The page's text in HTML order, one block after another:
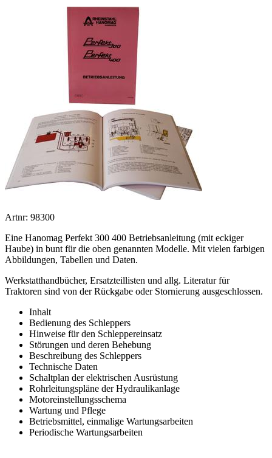
Artnr: 98300
Eine Hanomag Perfekt 300 400 Betriebsanleitung (mit eckiger
Haube) in bunt für die oben genannten Modelle. Mit vielen farbigen
Abbildungen, Tabellen und Daten.
Werkstatthandbücher, Ersatzteillisten und allg. Literatur für
Traktoren sind von der Rückgabe oder Stornierung ausgeschlossen.
Inhalt
Bedienung des Schleppers
Hinweise für den Schleppereinsatz
Störungen und deren Behebung
Beschreibung des Schleppers
Technische Daten
Schaltplan der elektrischen Ausrüstung
Rohrleitungspläne der Hydraulikanlage
Motoreinstellungsschema
Wartung und Pflege
Betriebsmittel, einmalige Wartungsarbeiten
Periodische Wartungsarbeiten